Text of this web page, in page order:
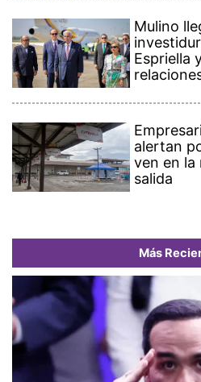
Mulino
Espriella
alertan
ven en la
salida
Más